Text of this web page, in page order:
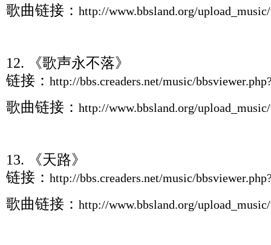
歌曲链接： http://www.bbsland.org/
12. 《歌声永不落》
链接： http://bbs.creaders.net/music/
歌曲链接： http://www.bbsland.org/
13. 《天路》
链接： http://bbs.creaders.net/music/
歌曲链接： http://www.bbsland.org/